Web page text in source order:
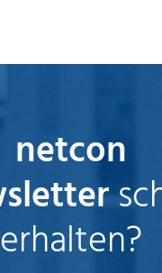
netcon
erhalten?